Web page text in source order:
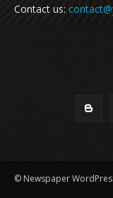
Contact us:
© Newspaper